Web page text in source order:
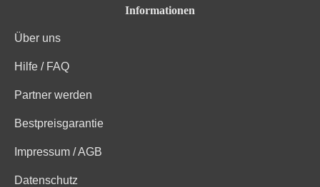
Trauben, Konservierungsstoffe (Sulfite). Enthält
Informationen
Über uns
Hilfe / FAQ
Partner werden
Bestpreisgarantie
Impressum / AGB
Datenschutz